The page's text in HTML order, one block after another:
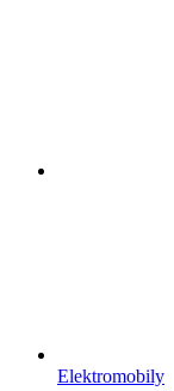
Elektromobily